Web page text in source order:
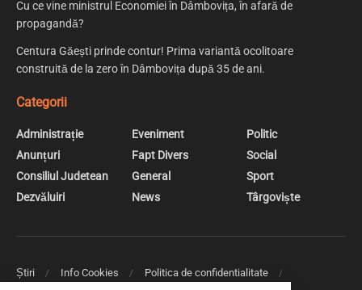
Cu ce vine ministrul Economiei în Dâmbovița, în afară de
propagandă?
Centura Găești prinde contur! Prima variantă ocolitoare
construită de la zero în Dâmbovița după 35 de ani.
Categorii
Administrație
Anunțuri
Consiliul Judetean
Dezvăluiri
Eveniment
Fapt Divers
General
News
Politic
Social
Sport
Târgoviște
Știri Info Cookies
Politica de confidentialitate